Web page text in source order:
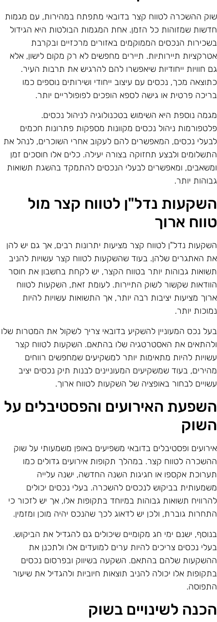
ההשכרה לטווח קצר בדובאי מתפתח במהירות, עם מגמות
שמזוהות כל הזמן. אחת המגמות הבולטות היא הגידול
הנכסים הממוקמים באזורים מרכזיים ובקרבת
תיירותיות. תיירים מחפשים לא רק מקום לישון, אלא
חוויות ייחודיות שיאפשרו להם להרגיש את תרבות העיר.
מכך, נכסים עם עיצוב ייחודי ושירותים נוספים כמו
פרטית או גישה לספא הופכים לפופולריים יותר.
נוספת היא השימוש בטכנולוגיה לניהול נכסים.
ניהול נכסים מקוונות מספקות פתרונות חכמים
נכסים, המאפשרים להם לעקוב אחרי השוכרים, לנהל את
ולבצע תחזוקה בצורה יעילה. כלים אלו חוסכים זמן
ומאפשרים לבעלי הנכסים להתמקד בהשגת תשואות
יותר.
נדל"ן לטווח קצר מול
ארוך
נדל"ן לטווח קצר מציעות יתרונות רבים, אך גם יש להן
האתגרים שלהן. בעוד שהשקעות לטווח קצר עשויות להניב
גבוהות יותר בטווח הקצר, יש לקחת בחשבון את חוסר
שקשור לשוק התיירות. לעומת זאת, השקעות לטווח
מציעות יציבות רבה יותר, אך התשואות עשויות להיות
יותר.
נכס המעוניין להשקיע בדובאי צריך לשקול את המטרות שלו
את האסטרטגיה שלו בהתאם. השקעות לטווח קצר
להיות מתאימות יותר למשקיעים שמחפשים רווחים
בעוד שמשקיעים המעוניינים לבנות תיק נכסים יציב
לבחור באופציה של השקעות לטווח ארוך.
האירועים והפסטיבלים על
ופסטיבלים בדובאי משפיעים באופן משמעותי על שוק
לטווח קצר. במהלך תקופות אירועים גדולים כמו
אקספו או חגיגות השנה החדשה, ישנה עלייה
בביקוש לנכסים להשכרה. בעלי נכסים יכולים
תשואות גבוהות במיוחד בתקופות אלו, אך יש לזכור כי
גוברת, ולכן יש לדאוג לכך שהנכס יהיה מוכן ומזמין.
ישנם ימי חג מקומיים שיכולים גם להגדיל את הביקוש.
נכסים צריכים להיות ערים למועדים אלו ולתכנן את
שלהם בהתאם. השקעה בשיווק ובפרסום נכסים
אלו יכולה להניב תוצאות חיוביות ולהגדיל את שיעור
לשינויים בשוק